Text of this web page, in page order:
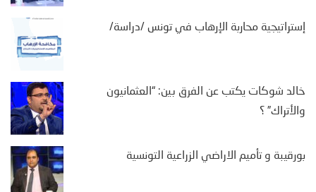
إستراتيجية محاربة الإرهاب في تونس /دراسة/
خالد شوكات يكتب عن الفرق بين: “العثمانيون
والأتراك” ؟
بورقيبة و تأميم الاراضي الزراعية التونسية